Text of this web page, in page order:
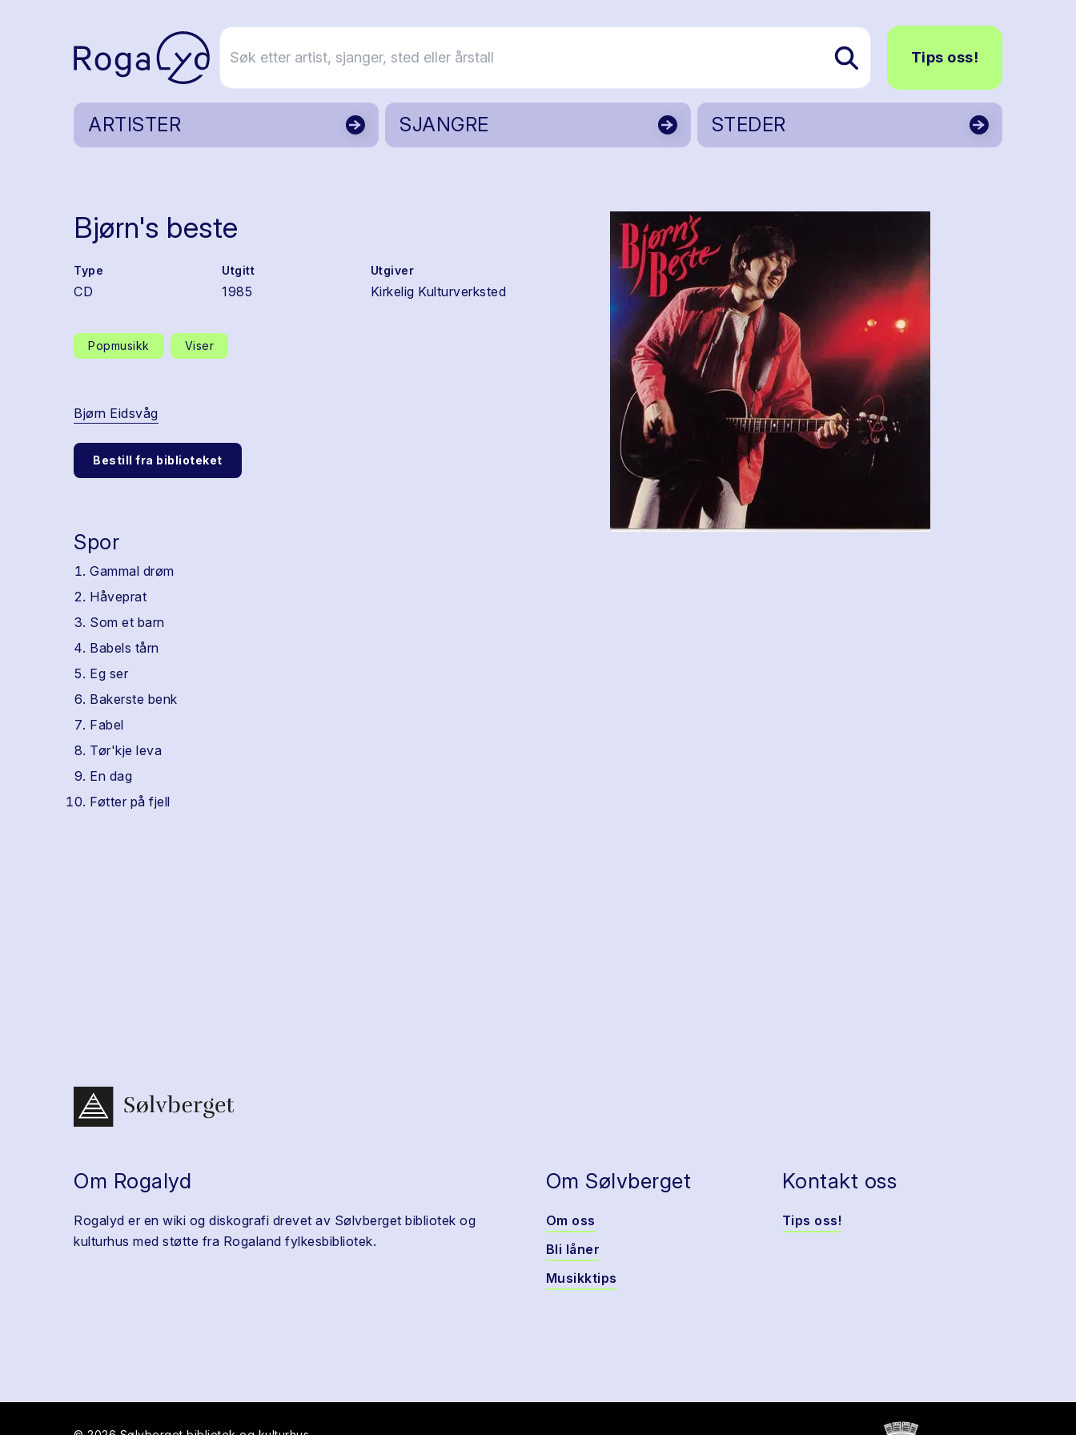
Tips oss!
ARTISTER SJANGRE STEDER
Bjørn's beste
Type
CD
Utgitt
1985
Utgiver
Kirkelig Kulturverksted
Popmusikk Viser
Bjørn Eidsvåg
Bestill fra biblioteket
Spor
Gammal drøm
Håveprat
Som et barn
Babels tårn
Eg ser
Bakerste benk
Fabel
Tør'kje leva
En dag
Føtter på fjell
Om Rogalyd
Rogalyd er en wiki og diskografi drevet av Sølvberget bibliotek og
kulturhus med støtte fra Rogaland fylkesbibliotek.
Om Sølvberget
Om oss
Bli låner
Musikktips
Kontakt oss
Tips oss!